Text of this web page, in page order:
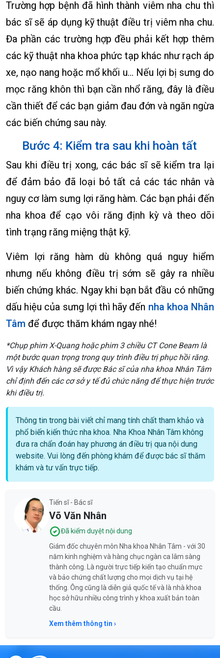
Trường hợp bệnh đã hình thành viêm nha chu thì
bác sĩ sẽ áp dụng kỹ thuật điều trị viêm nha chu.
Đa phần các trường hợp đều phải kết hợp thêm
các kỹ thuật nha khoa phức tạp khác như rạch áp
xe, nạo nang hoặc mổ khối u… Nếu lợi bị sưng do
mọc răng khôn thì bạn cần nhổ răng, đây là điều
cần thiết để các bạn giảm đau đớn và ngăn ngừa
các biến chứng sau này.
Bước 4: Kiểm tra sau khi hoàn tất
Sau khi điều trị xong, các bác sĩ sẽ kiểm tra lại
để đảm bảo đã loại bỏ tất cả các tác nhân và
nguy cơ làm sưng lợi răng hàm. Các bạn phải đến
nha khoa để cạo vôi răng định kỳ và theo dõi
tình trạng răng miệng thật kỹ.
Viêm lợi răng hàm dù không quá nguy hiểm
nhưng nếu không điều trị sớm sẽ gây ra nhiều
biến chứng khác. Ngay khi bạn bắt đầu có những
dấu hiệu của sưng lợi thì hãy đến nha khoa Nhân
Tâm để được thăm khám ngay nhé!
*Chụp phim X-Quang hoặc phim 3 chiều CT Cone Beam là
một bước quan trọng trong quy trình điều trị phục hồi răng.
Vì vậy Khách hàng sẽ được Bác sĩ của nha khoa Nhân Tâm
chỉ định đến các cơ sở y tế đủ chức năng để thực hiện trước
khi điều trị.
Thông tin trong bài viết chỉ mang tính chất tham khảo và
phổ biến kiến thức nha khoa. Nha Khoa Nhân Tâm không
đưa ra chẩn đoán hay phương án điều trị qua nội dung
website. Vui lòng đến phòng khám để được bác sĩ thăm
khám và tư vấn trực tiếp.
Tiến sĩ - Bác sĩ
Võ Văn Nhân
Đã kiểm duyệt nội dung
Giám đốc chuyên môn Nha khoa Nhân Tâm - với 30
năm kinh nghiệm và hàng chục ngàn ca lâm sàng
thành công. Là người trực tiếp kiến tạo chuẩn mực
và bảo chứng chất lượng cho mọi dịch vụ tại hệ
thống. Ông cũng là diễn giả quốc tế và là nhà khoa
học sở hữu nhiều công trình y khoa xuất bản toàn
cầu.
Xem thêm thông tin ›